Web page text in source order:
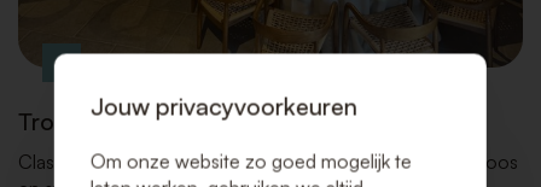
Trouwfeesten
Classic Design Rental maakt van uw huwelijk een zorgeloos
Jouw privacyvoorkeuren
Om onze website zo goed mogelijk te